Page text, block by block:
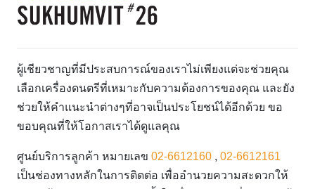
ผู้เชียวชาญที่มีประสบการณ์ของเราไม่เพียงแต่จะช่วยคุณ
เลือกเครื่องดนตรีที่เหมาะกับความต้องการของคุณ และยัง
ช่วยให้คำแนะนำต่างๆที่อาจเป็นประโยชน์ได้อีกด้วย ขอ
ขอบคุณที่ให้โอกาสเราได้ดูแลคุณ
ศูนย์บริการลูกค้า หมายเลข 02-6612160 , 02-6612161
เป็นช่องทางหลักในการติดต่อ เพื่ออำนวยความสะดวกให้